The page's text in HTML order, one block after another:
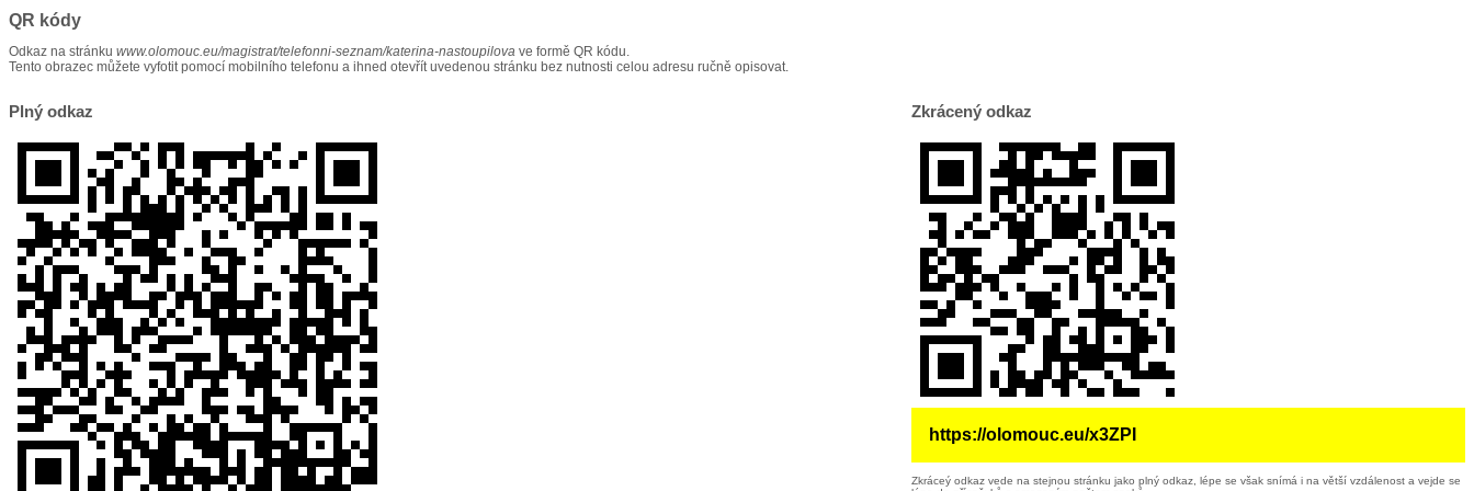
QR kódy
Odkaz na stránku www.olomouc.eu/magistrat/telefonni-seznam/katerina-nastoupilova ve formě QR kódu.
Tento obrazec můžete vyfotit pomocí mobilního telefonu a ihned otevřít uvedenou stránku bez nutnosti celou adresu ručně opisovat.
Plný odkaz Zkrácený odkaz
https://olomouc.eu/x3ZPI
Zkráceý odkaz vede na stejnou stránku jako plný odkaz, lépe se však snímá i na větší vzdálenost a vejde se